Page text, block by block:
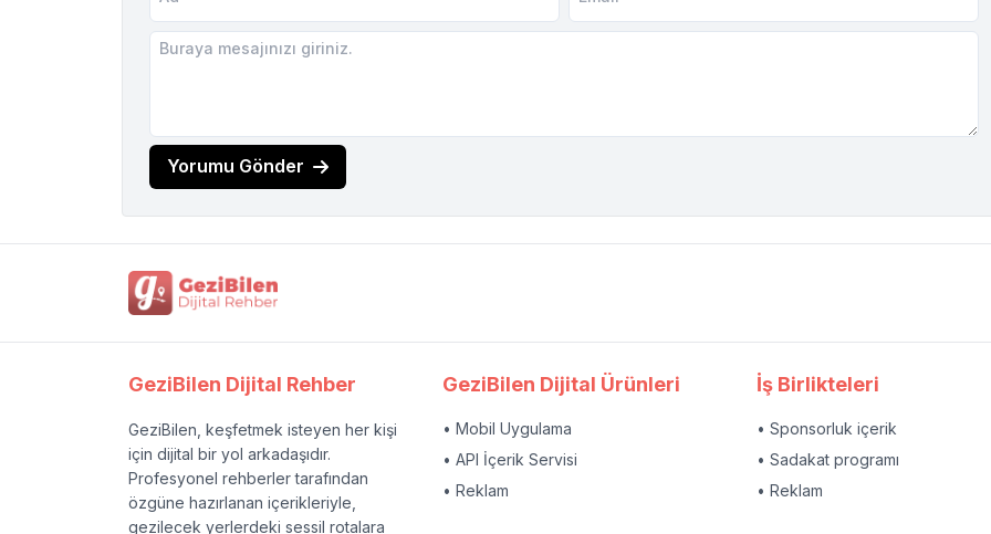
Yorumu Gönder
GeziBilen Dijital Rehber
GeziBilen, keşfetmek isteyen her kişi
için dijital bir yol arkadaşıdır.
Profesyonel rehberler tarafından
özgüne hazırlanan içerikleriyle,
gezilecek yerlerdeki sessil rotalara
GeziBilen Dijital Ürünleri
• Mobil Uygulama
• API İçerik Servisi
• Reklam
İş Birlikteleri
• Sponsorluk içerik
• Sadakat programı
• Reklam